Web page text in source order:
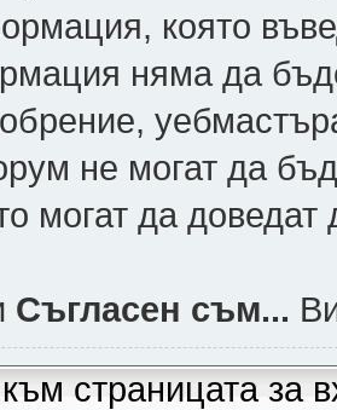
която
няма да
не могат да
могат да
Съгласен съм...
страницата за